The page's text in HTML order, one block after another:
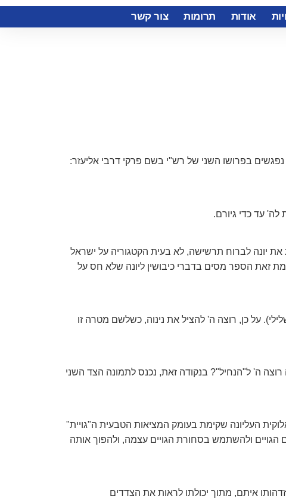
אודות תרומות צור קשר
נפגשים בפרושו השני של רש"י בשם פרקי דרבי אליעזר:
עד כדי גיורם.
את יונה לברוח תרשישה, לא בעית הקטגוריה על ישראל
זאת הספר מסים בדברי כיבושין ליונה שלא חס על
על כן, רוצה ה' להציל את נינוה, כשלשם מטרה זו
ה' ל"הנחיל"? בנקודה זאת, נכנס לתמונה הצד השני
העליונה שקימת בעומק המציאות הטבעית ה"גויית"
הגויים ולהשתמש בסחורת הגויים עצמה, ולהפוך אותה
איתם, מתוך יכולתו לראות את הצדדים